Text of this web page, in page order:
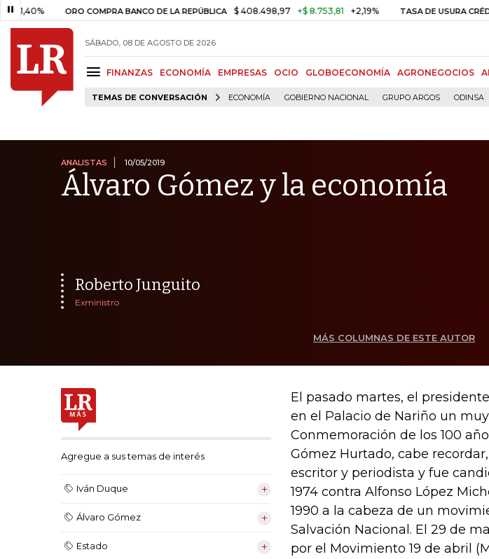
ORO COMPRA BANCO DE LA REPÚBLICA $ 408.498,97 +$ 8.753,81 +2,19% TASA DE USURA CRÉDITO
SÁBADO, 08 DE AGOSTO DE 2026
FINANZAS ECONOMÍA EMPRESAS OCIO GLOBOECONOMÍA AGRONEGOCIOS
TEMAS DE CONVERSACIÓN ECONOMÍA GOBIERNO NACIONAL GRUPO ARGOS ODINSA
ANALISTAS 10/05/2019
Álvaro Gómez y la economía
Roberto Junguito
Exministro
MÁS COLUMNAS DE ESTE AUTOR
Agregue a sus temas de interés
Iván Duque
Álvaro Gómez
Estado
El pasado martes, el
en el Palacio de Nariño un
Conmemoración de los 100
Gómez Hurtado, cabe
escritor y periodista y fue
1974 contra Alfonso López
1990 a la cabeza de un
Salvación Nacional. El 29 de
por el Movimiento 19 de abril